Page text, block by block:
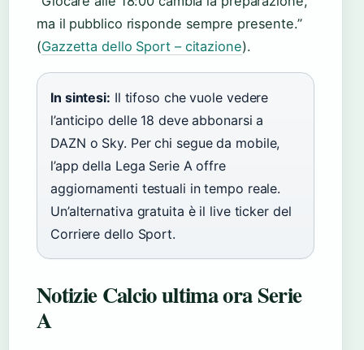
ma il pubblico risponde sempre presente.”
(Gazzetta dello Sport – citazione).
In sintesi: Il tifoso che vuole vedere
l’anticipo delle 18 deve abbonarsi a
DAZN o Sky. Per chi segue da mobile,
l’app della Lega Serie A offre
aggiornamenti testuali in tempo reale.
Un’alternativa gratuita è il live ticker del
Corriere dello Sport.
Notizie Calcio ultima ora Serie
A